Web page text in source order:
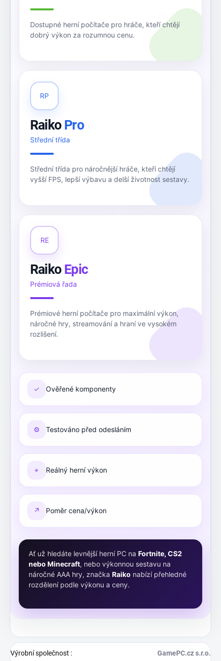
Dostupné herní počítače pro hráče, kteří chtějí
dobrý výkon za rozumnou cenu.
RP
RaikoPro
Střední třída
Střední třída pro náročnější hráče, kteří chtějí
vyšší FPS, lepší výbavu a delší životnost sestavy.
RE
RaikoEpic
Prémiová řada
Prémiové herní počítače pro maximální výkon,
náročné hry, streamování a hraní ve vysokém
rozlišení.
✓ Ověřené komponenty
⚙ Testováno před odesláním
⌖ Reálný herní výkon
↗ Poměr cena/výkon
Ať už hledáte levnější herní PC na Fortnite, CS2
nebo Minecraft, nebo výkonnou sestavu na
náročné AAA hry, značka Raiko nabízí přehledné
rozdělení podle výkonu a ceny.
Výrobní společnost : GamePC.cz s.r.o.